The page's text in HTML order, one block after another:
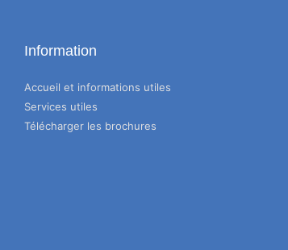
Information
Accueil et informations utiles
Services utiles
Télécharger les brochures